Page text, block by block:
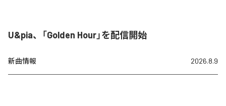
U&pia、「Golden Hour」を配信開始
新曲情報 2026.8.9